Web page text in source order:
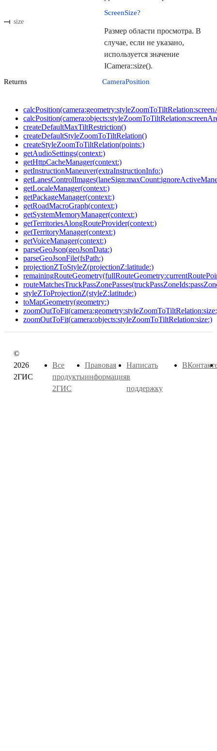
size
ScreenSize?
Размер области просмотра. В
случае, если не указано,
используется значение
ICamera::size().
Returns CameraPosition
createDefaultMaxTiltRestriction()
createDefaultStyleZoomToTiltRelation()
createStyleZoomToTiltRelation(points:)
getAudioSettings(context:)
getHttpCacheManager(context:)
getInstructionManeuver(extraInstructionInfo:)
getLocaleManager(context:)
getPackageManager(context:)
getRoadMacroGraph(context:)
getSystemMemoryManager(context:)
getTerritoriesAlongRouteProvider(context:)
getTerritoryManager(context:)
getVoiceManager(context:)
parseGeoJson(geoJsonData:)
parseGeoJsonFile(fsPath:)
projectionZToStyleZ(projectionZ:latitude:)
styleZToProjectionZ(styleZ:latitude:)
toMapGeometry(geometry:)
zoomOutToFit(camera:objects:styleZoomToTiltRelation:size:)
©
2026
2ГИС
Все
продукты
2ГИС
Правовая
информация
Написать
в
поддержку